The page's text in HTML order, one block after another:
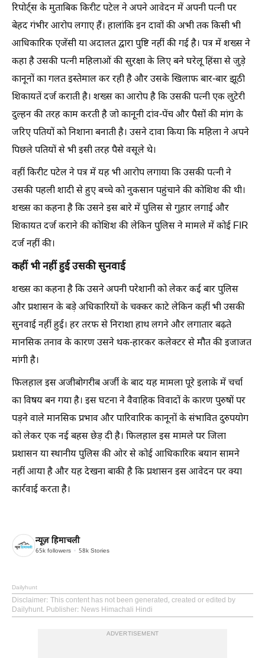
रिपोर्ट्स के मुताबिक किरीट पटेल ने अपने आवेदन में अपनी पत्नी पर
बेहद गंभीर आरोप लगाए हैं। हालांकि इन दावों की अभी तक किसी भी
आधिकारिक एजेंसी या अदालत द्वारा पुष्टि नहीं की गई है। पत्र में शख्स ने
कहा है उसकी पत्नी महिलाओं की सुरक्षा के लिए बने घरेलू हिंसा से जुड़े
कानूनों का गलत इस्तेमाल कर रही है और उसके खिलाफ बार-बार झूठी
शिकायतें दर्ज कराती है। शख्स का आरोप है कि उसकी पत्नी एक लुटेरी
दुल्हन की तरह काम करती है जो कानूनी दांव-पेंच और पैसों की मांग के
जरिए पतियों को निशाना बनाती है। उसने दावा किया कि महिला ने अपने
पिछले पतियों से भी इसी तरह पैसे वसूले थे।
वहीं किरीट पटेल ने पत्र में यह भी आरोप लगाया कि उसकी पत्नी ने
उसकी पहली शादी से हुए बच्चे को नुकसान पहुंचाने की कोशिश की थी।
शख्स का कहना है कि उसने इस बारे में पुलिस से गुहार लगाई और
शिकायत दर्ज कराने की कोशिश की लेकिन पुलिस ने मामले में कोई FIR
दर्ज नहीं की।
कहीं भी नहीं हुई उसकी सुनवाई
शख्स का कहना है कि उसने अपनी परेशानी को लेकर कई बार पुलिस
और प्रशासन के बड़े अधिकारियों के चक्कर काटे लेकिन कहीं भी उसकी
सुनवाई नहीं हुई। हर तरफ से निराशा हाथ लगने और लगातार बढ़ते
मानसिक तनाव के कारण उसने थक-हारकर कलेक्टर से मौत की इजाजत
मांगी है।
फिलहाल इस अजीबोगरीब अर्जी के बाद यह मामला पूरे इलाके में चर्चा
का विषय बन गया है। इस घटना ने वैवाहिक विवादों के कारण पुरुषों पर
पड़ने वाले मानसिक प्रभाव और पारिवारिक कानूनों के संभावित दुरुपयोग
को लेकर एक नई बहस छेड़ दी है। फिलहाल इस मामले पर जिला
प्रशासन या स्थानीय पुलिस की ओर से कोई आधिकारिक बयान सामने
नहीं आया है और यह देखना बाकी है कि प्रशासन इस आवेदन पर क्या
कार्रवाई करता है।
न्यूज़ हिमाचली
65k followers 58k Stories
Dailyhunt
Disclaimer: This content has not been generated, created or edited by
Dailyhunt. Publisher: News Himachali Hindi
ADVERTISEMENT